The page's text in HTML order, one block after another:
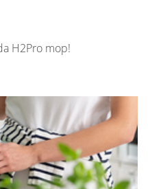
H2Pro mop!